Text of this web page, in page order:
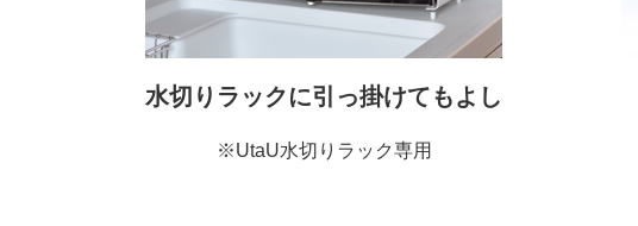
水切りラックに引っ掛けてもよし
※UtaU水切りラック専用